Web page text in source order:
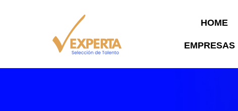
HOME
EMPRESAS